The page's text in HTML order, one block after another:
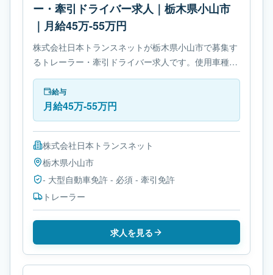
ー・牽引ドライバー求人｜栃木県小山市
｜月給45万-55万円
株式会社日本トランスネットが栃木県小山市で募集す
るトレーラー・牽引ドライバー求人です。使用車種は
トレーラーです。勤務時間は- シフト制です。必要免
許は- 大型自動車免許です。
給与
月給45万-55万円
株式会社日本トランスネット
栃木県小山市
- 大型自動車免許 - 必須 - 牽引免許
トレーラー
求人を見る